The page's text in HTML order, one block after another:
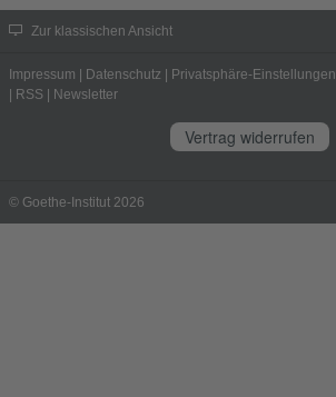
Zur klassischen Ansicht
Impressum | Datenschutz | Privatsphäre-Einstellungen
| RSS | Newsletter
Vertrag widerrufen
© Goethe-Institut 2026